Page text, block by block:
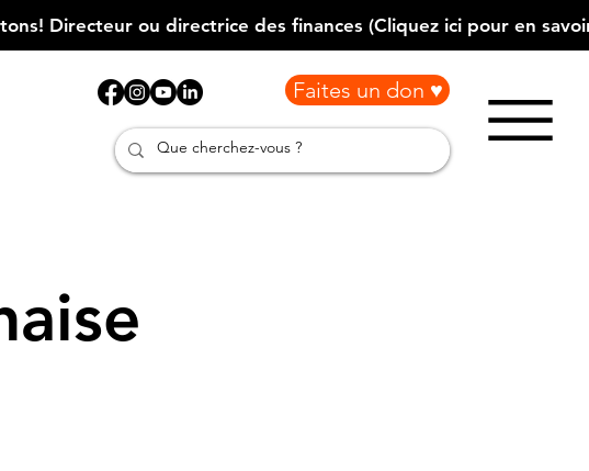
Faites un don ♥